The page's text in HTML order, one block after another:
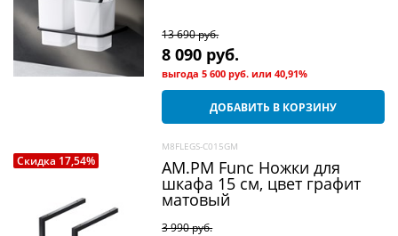
13 690 руб.
8 090 руб.
выгода5 600 руб. или40,91%
ДОБАВИТЬ В КОРЗИНУ
Скидка 17,54%
M8FLEGS-C015GM
AM.PM Func Ножки для
шкафа 15 см, цвет графит
матовый
3 990 руб.